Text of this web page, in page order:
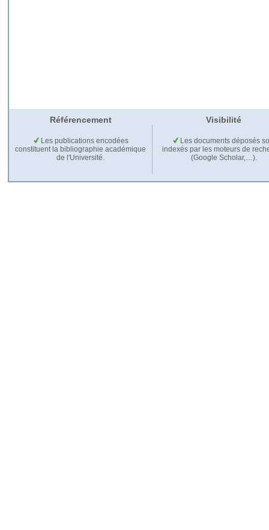
Référencement Visibilité
Les publications encodées
constituent la bibliographie académique
de l'Université.
Les documents déposés
indexés par les moteurs de
(Google Scholar,…).